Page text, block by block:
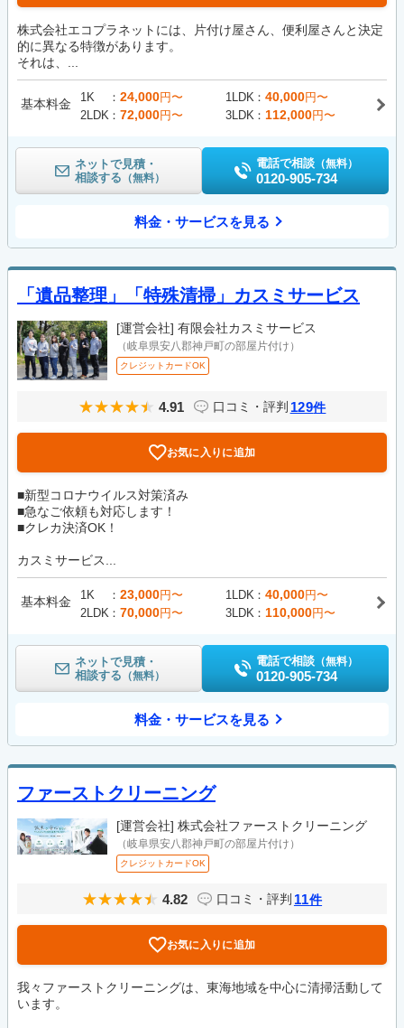
株式会社エコプラネットには、片付け屋さん、便利屋さんと決定
的に異なる特徴があります。
それは、...
基本料金 1K 24,000円〜 1LDK 40,000円〜
2LDK
72,000円〜 3LDK 112,000円〜
ネットで見積・
相談する （無料）
電話で相談 （無料）
0120-905-734
料金・サービスを見る
「遺品整理」「特殊清掃」カスミサービス
[運営会社] 有限会社カスミサービス
（岐阜県安八郡神戸町の部屋片付け）
クレジットカードOK
4.91 口コミ・評判 129件
お気に入りに追加
■新型コロナウイルス対策済み
■急なご依頼も対応します！
■クレカ決済OK！
カスミサービス...
基本料金 1K 23,000円〜 1LDK 40,000円〜
2LDK
70,000円〜 3LDK 110,000円〜
ネットで見積・
相談する （無料）
電話で相談 （無料）
0120-905-734
料金・サービスを見る
ファーストクリーニング
[運営会社] 株式会社ファーストクリーニング
（岐阜県安八郡神戸町の部屋片付け）
クレジットカードOK
4.82 口コミ・評判 11件
お気に入りに追加
我々ファーストクリーニングは、東海地域を中心に清掃活動して
います。